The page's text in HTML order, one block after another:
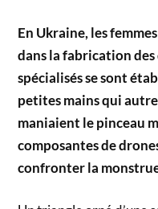
En Ukraine, les
dans la fabrication
spécialisés se sont
petites mains qui
maniaient le pinceau
composantes de
confronter la